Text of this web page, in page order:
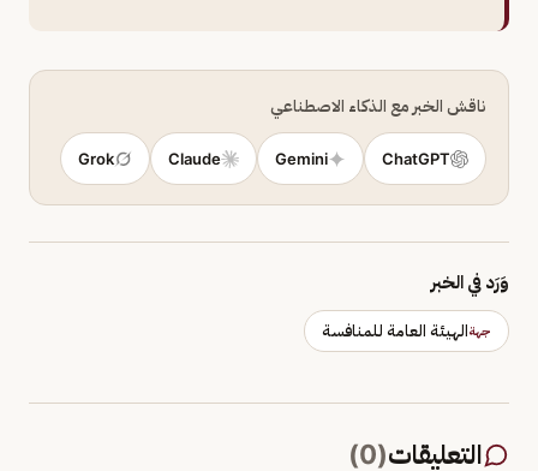
ناقش الخبر مع الذكاء الاصطناعي
ChatGPT
Gemini
Claude
Grok
وَرَد في الخبر
جهةالهيئة العامة للمنافسة
التعليقات(
0
)